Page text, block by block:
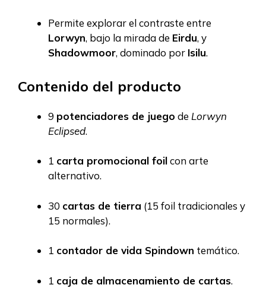
Permite explorar el contraste entre
Lorwyn, bajo la mirada de Eirdu, y
Shadowmoor, dominado por Isilu.
Contenido del producto
9 potenciadores de juego de Lorwyn
Eclipsed.
1 carta promocional foilcon arte
alternativo.
30 cartas de tierra (15 foil tradicionales y
15 normales).
1 contador de vida Spindown temático.
1 caja de almacenamiento de cartas.